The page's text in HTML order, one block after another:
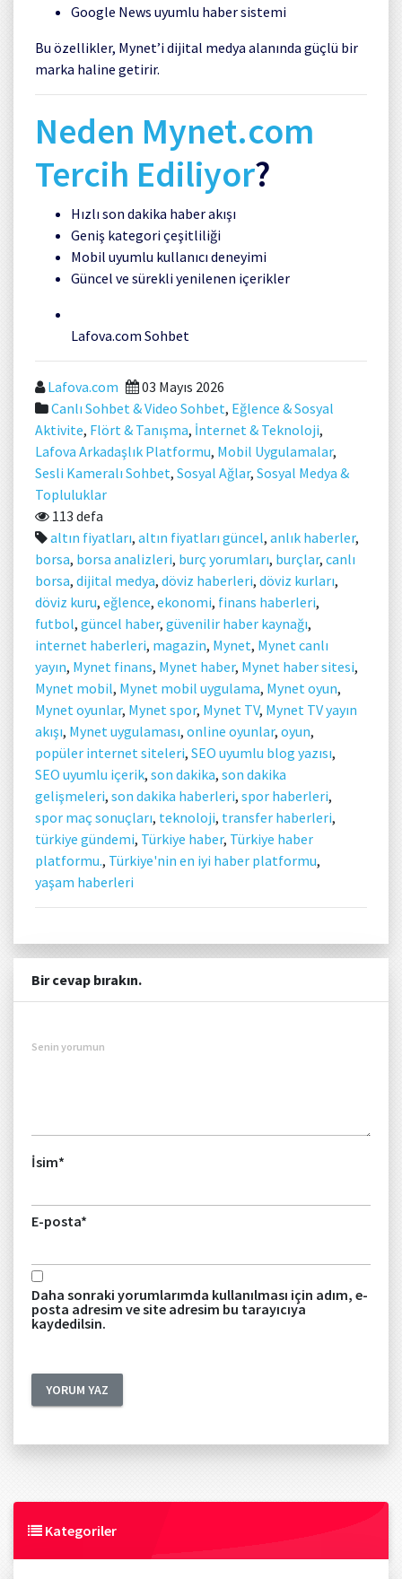
Google News uyumlu haber sistemi
Bu özellikler, Mynet’i dijital medya alanında güçlü bir
marka haline getirir.
Neden Mynet.com
Tercih Ediliyor?
Hızlı son dakika haber akışı
Geniş kategori çeşitliliği
Mobil uyumlu kullanıcı deneyimi
Güncel ve sürekli yenilenen içerikler
Lafova.com Sohbet
Lafova.com
03 Mayıs 2026
Canlı Sohbet & Video Sohbet, Eğlence & Sosyal
Aktivite, Flört & Tanışma, İnternet & Teknoloji,
Lafova Arkadaşlık Platformu, Mobil Uygulamalar,
Sesli Kameralı Sohbet, Sosyal Ağlar, Sosyal Medya &
Topluluklar
113 defa
altın fiyatları, altın fiyatları güncel, anlık haberler,
borsa, borsa analizleri, burç yorumları, burçlar, canlı
borsa, dijital medya, döviz haberleri, döviz kurları,
döviz kuru, eğlence, ekonomi, finans haberleri,
futbol, güncel haber, güvenilir haber kaynağı,
internet haberleri, magazin, Mynet, Mynet canlı
yayın, Mynet finans, Mynet haber, Mynet haber sitesi,
Mynet mobil, Mynet mobil uygulama, Mynet oyun,
Mynet oyunlar, Mynet spor, Mynet TV, Mynet TV yayın
akışı, Mynet uygulaması, online oyunlar, oyun,
popüler internet siteleri, SEO uyumlu blog yazısı,
SEO uyumlu içerik, son dakika, son dakika
gelişmeleri, son dakika haberleri, spor haberleri,
spor maç sonuçları, teknoloji, transfer haberleri,
türkiye gündemi, Türkiye haber, Türkiye haber
platformu., Türkiye'nin en iyi haber platformu,
yaşam haberleri
Bir cevap bırakın.
Senin yorumun
İsim*
E-posta*
Daha sonraki yorumlarımda kullanılması için adım, e-
posta adresim ve site adresim bu tarayıcıya
kaydedilsin.
Kategoriler